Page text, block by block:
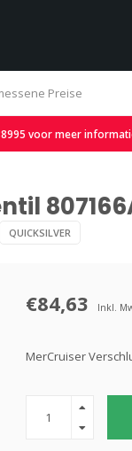
Preise
voor meer
QUICKSILVER
€84,63 Inkl.
MerCruiser